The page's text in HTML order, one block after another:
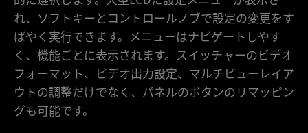
れ、ソフトキーとコントロールノブで設定の変更をす
ばやく実行できます。メニューはナビゲートしやす
く、機能ごとに表示されます。スイッチャーのビデオ
フォーマット、ビデオ出力設定、マルチビューレイア
ウトの調整だけでなく、パネルのボタンのリマッピン
グも可能です。